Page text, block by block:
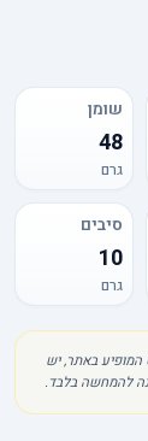
שומן
48
גרם
סיבים
10
גרם
המופיע באתר, יש
להמחשה בלבד.